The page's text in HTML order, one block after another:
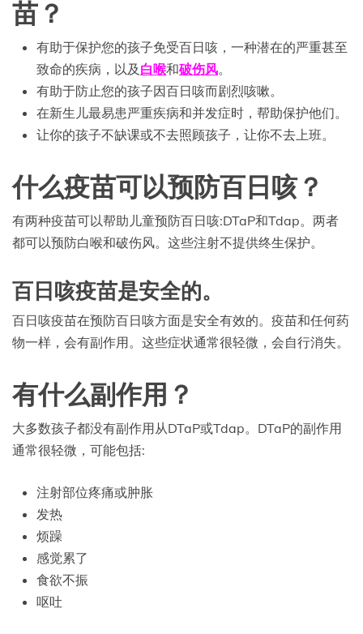
苗？
有助于保护您的孩子免受百日咳，一种潜在的严重甚至
致命的疾病，以及 白喉和破伤风。
有助于防止您的孩子因百日咳而剧烈咳嗽。
在新生儿最易患严重疾病和并发症时，帮助保护他们。
让你的孩子不缺课或不去照顾孩子，让你不去上班。
什么疫苗可以预防百日咳？
有两种疫苗可以帮助儿童预防百日咳:DTaP和Tdap。两者
都可以预防白喉和破伤风。这些注射不提供终生保护。
百日咳疫苗是安全的。
百日咳疫苗在预防百日咳方面是安全有效的。疫苗和任何药
物一样，会有副作用。这些症状通常很轻微，会自行消失。
有什么副作用？
大多数孩子都没有副作用从DTaP或Tdap。DTaP的副作用
通常很轻微，可能包括:
注射部位疼痛或肿胀
发热
烦躁
感觉累了
食欲不振
呕吐